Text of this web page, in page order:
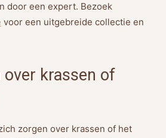
door een expert. Bezoek
voor een uitgebreide collectie en
over krassen of
zorgen over krassen of het